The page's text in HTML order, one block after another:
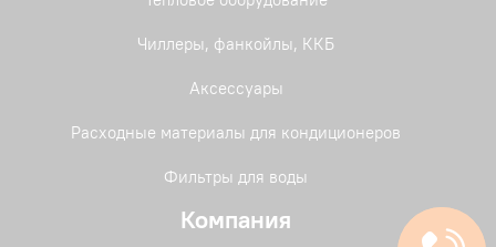
Чиллеры, фанкойлы, ККБ
Аксессуары
Расходные материалы для кондиционеров
Фильтры для воды
Компания